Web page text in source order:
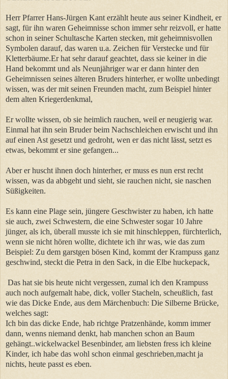
Herr Pfarrer Hans-Jürgen Kant erzählt heute aus seiner Kindheit, er
sagt, für ihn waren Geheimnisse schon immer sehr reizvoll, er hatte
schon in seiner Schultasche Karten stecken, mit geheimnisvollen
Symbolen darauf, das waren u.a. Zeichen für Verstecke und für
Kletterbäume.Er hat sehr darauf geachtet, dass sie keiner in die
Hand bekommt und als Neunjähriger war er dann hinter den
Geheimnissen seines älteren Bruders hinterher, er wollte unbedingt
wissen, was der mit seinen Freunden macht, zum Beispiel hinter
dem alten Kriegerdenkmal,
Er wollte wissen, ob sie heimlich rauchen, weil er neugierig war.
Einmal hat ihn sein Bruder beim Nachschleichen erwischt und ihn
auf einen Ast gesetzt und gedroht, wen er das nicht lässt, setzt es
etwas, bekommt er sine gefangen...
Aber er huscht ihnen doch hinterher, er muss es nun erst recht
wissen, was da abbgeht und sieht, sie rauchen nicht, sie naschen
Süßigkeiten.
Es kann eine Plage sein, jüngere Geschwister zu haben, ich hatte
sie auch, zwei Schwestern, die eine Schwester sogar 10 Jahre
jünger, als ich, überall musste ich sie mit hinschleppen, fürchterlich,
wenn sie nicht hören wollte, dichtete ich ihr was, wie das zum
Beispiel: Zu dem garstgen bösen Kind, kommt der Krampuss ganz
geschwind, steckt die Petra in den Sack, in die Elbe huckepack,
Das hat sie bis heute nicht vergessen, zumal ich den Krampuss
auch noch aufgemalt habe, dick, voller Stacheln, scheußlich, fast
wie das Dicke Ende, aus dem Märchenbuch: Die Silberne Brücke,
welches sagt:
Ich bin das dicke Ende, hab richtge Pratzenhände, komm immer
dann, wenns niemand denkt, hab manchen schon an Baum
gehängt..wickelwackel Besenbinder, am liebsten fress ich kleine
Kinder, ich habe das wohl schon einmal geschrieben,macht ja
nichts, heute passt es eben.